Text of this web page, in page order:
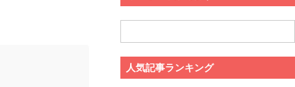
人気記事ランキング